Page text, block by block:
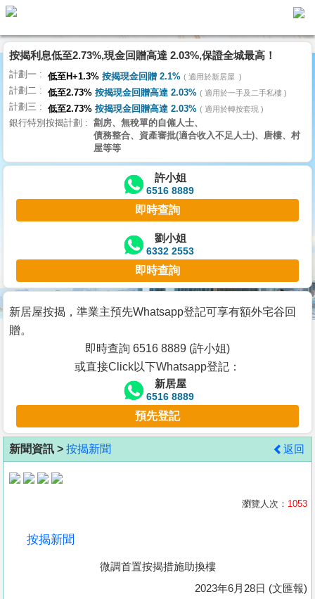
代
理
主
頁
搵
樓/
交
業
主
宅
谷
按
客
地
產
按揭利息低至2.73%,現金回贈高達 2.03%,保證全城最高！
計劃一 低至H+1.3% 按揭現金回贈 2.1% 適用於新居屋
計劃二 低至2.73% 按揭現金回贈高達 2.03% 適用於一手及二手私樓
計劃三 低至2.73% 按揭現金回贈高達 2.03% 適用於轉按套現
銀行特別按揭計劃
劏房、無稅單的自僱人士、
債務整合、資產審批(適合收入不足人士)、唐樓、村
屋等等
許小姐
6516 8889
即時查詢
劉小姐
6332 2553
即時查詢
新居屋按揭，準業主預先Whatsapp登記可享有額外宅谷回
贈。
即時查詢 6516 8889 (許小姐)
或直接Click以下Whatsapp登記：
新居屋
6516 8889
預先登記
新聞資訊 > 按揭新聞 返回
瀏覽人次： 1053
按揭新聞
微調首置按揭措施助換樓
2023年6月28日 (文匯報)